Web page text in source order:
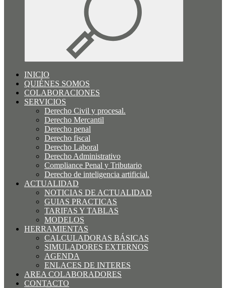
INICIO
QUIÉNES SOMOS
COLABORACIONES
SERVICIOS
Derecho Civil y procesal.
Derecho Mercantil
Derecho penal
Derecho fiscal
Derecho Laboral
Derecho Administrativo
Compliance Penal y Tributario
Derecho de inteligencia artificial.
ACTUALIDAD
NOTICIAS DE ACTUALIDAD
GUIAS PRACTICAS
TARIFAS Y TABLAS
MODELOS
HERRAMIENTAS
CALCULADORAS BÁSICAS
SIMULADORES EXTERNOS
AGENDA
ENLACES DE INTERES
AREA COLABORADORES
CONTACTO